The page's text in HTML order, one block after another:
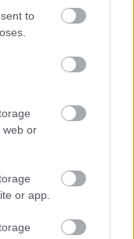
to
web or
or app.